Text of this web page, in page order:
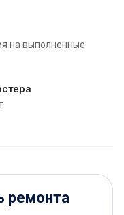
на выполненные
ремонта